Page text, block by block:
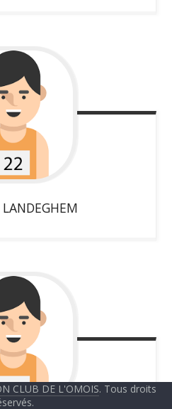
CLUB DE L'OMOIS. Tous droits